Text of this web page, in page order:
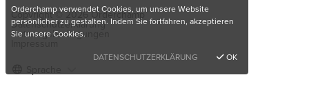
Copyright © 2026 Orderchamp
Datenschutzerklärung
Nutzungsbedingungen
Orderchamp verwendet Cookies, um unsere Website
persönlicher zu gestalten. Indem Sie fortfahren, akzeptieren
Sie unsere Cookies.
DATENSCHUTZERKLÄRUNG
OK